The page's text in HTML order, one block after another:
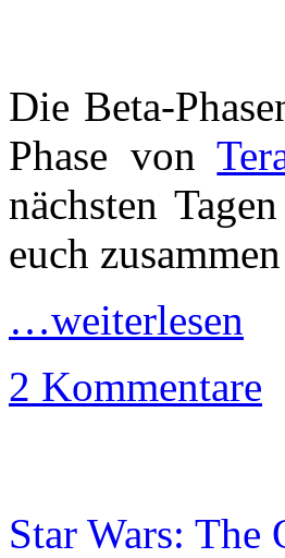
Die Beta-
Phase von
nächsten
euch
…weiterlesen
2 Kommentare
Star Wars: